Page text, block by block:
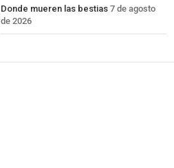
Donde mueren las bestias 7 de agosto
de 2026